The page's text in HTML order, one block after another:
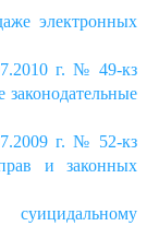
электронных
г. № 49-кз
г. № 52-кз
и законных